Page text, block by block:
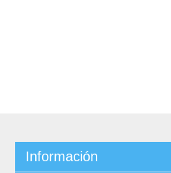
Información